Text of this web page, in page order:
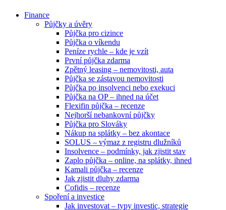
Finance
Půjčky a úvěry
Půjčka pro cizince
Půjčka o víkendu
Peníze rychle – kde je vzít
První půjčka zdarma
Zpětný leasing – nemovitosti, auta
Půjčka se zástavou nemovitosti
Půjčka po insolvenci nebo exekuci
Půjčka na OP – ihned na účet
Flexifin půjčka – recenze
Nejhorší nebankovní půjčky
Půjčka pro Slováky
Nákup na splátky – bez akontace
SOLUS – výmaz z registru dlužníků
Insolvence – podmínky, jak zjistit stav
Zaplo půjčka – online, na splátky, ihned
Kamali půjčka – recenze
Jak zjistit dluhy zdarma
Cofidis – recenze
Spoření a investice
Jak investovat – typy investic, strategie